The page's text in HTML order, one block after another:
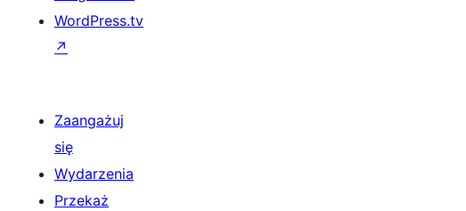
WordPress.tv
↗
Zaangażuj
się
Wydarzenia
Przekaż